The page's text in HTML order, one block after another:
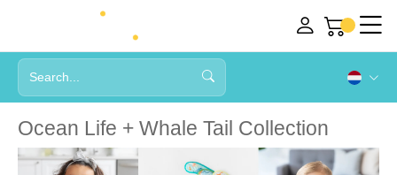
Ocean Life + Whale Tail Collection